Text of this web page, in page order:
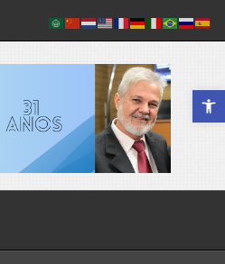
Abrir a